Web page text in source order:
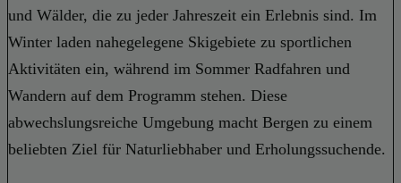
und Wälder, die zu jeder Jahreszeit ein Erlebnis sind. Im
Winter laden nahegelegene Skigebiete zu sportlichen
Aktivitäten ein, während im Sommer Radfahren und
Wandern auf dem Programm stehen. Diese
abwechslungsreiche Umgebung macht Bergen zu einem
beliebten Ziel für Naturliebhaber und Erholungssuchende.